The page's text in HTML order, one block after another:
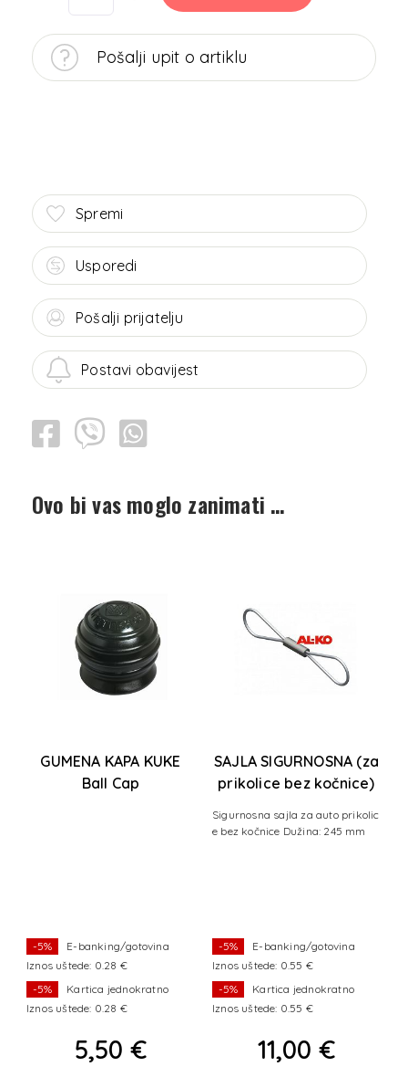
Pošalji upit o artiklu
Spremi
Usporedi
Pošalji prijatelju
Postavi obavijest
Ovo bi vas moglo zanimati …
GUMENA KAPA KUKE
Ball Cap
-5%
E-banking/gotovina
Iznos uštede: 0.28 €
-5%
Kartica jednokratno
Iznos uštede: 0.28 €
5,50 €
SAJLA SIGURNOSNA (za
prikolice bez kočnice)
Sigurnosna sajla za auto prikolic
e bez kočnice Dužina: 245 mm
-5%
E-banking/gotovina
Iznos uštede: 0.55 €
-5%
Kartica jednokratno
Iznos uštede: 0.55 €
11,00 €